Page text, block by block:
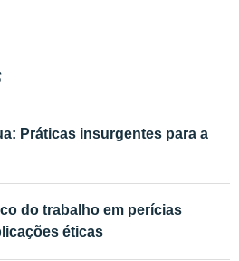
Práticas insurgentes para a
do trabalho em perícias
éticas